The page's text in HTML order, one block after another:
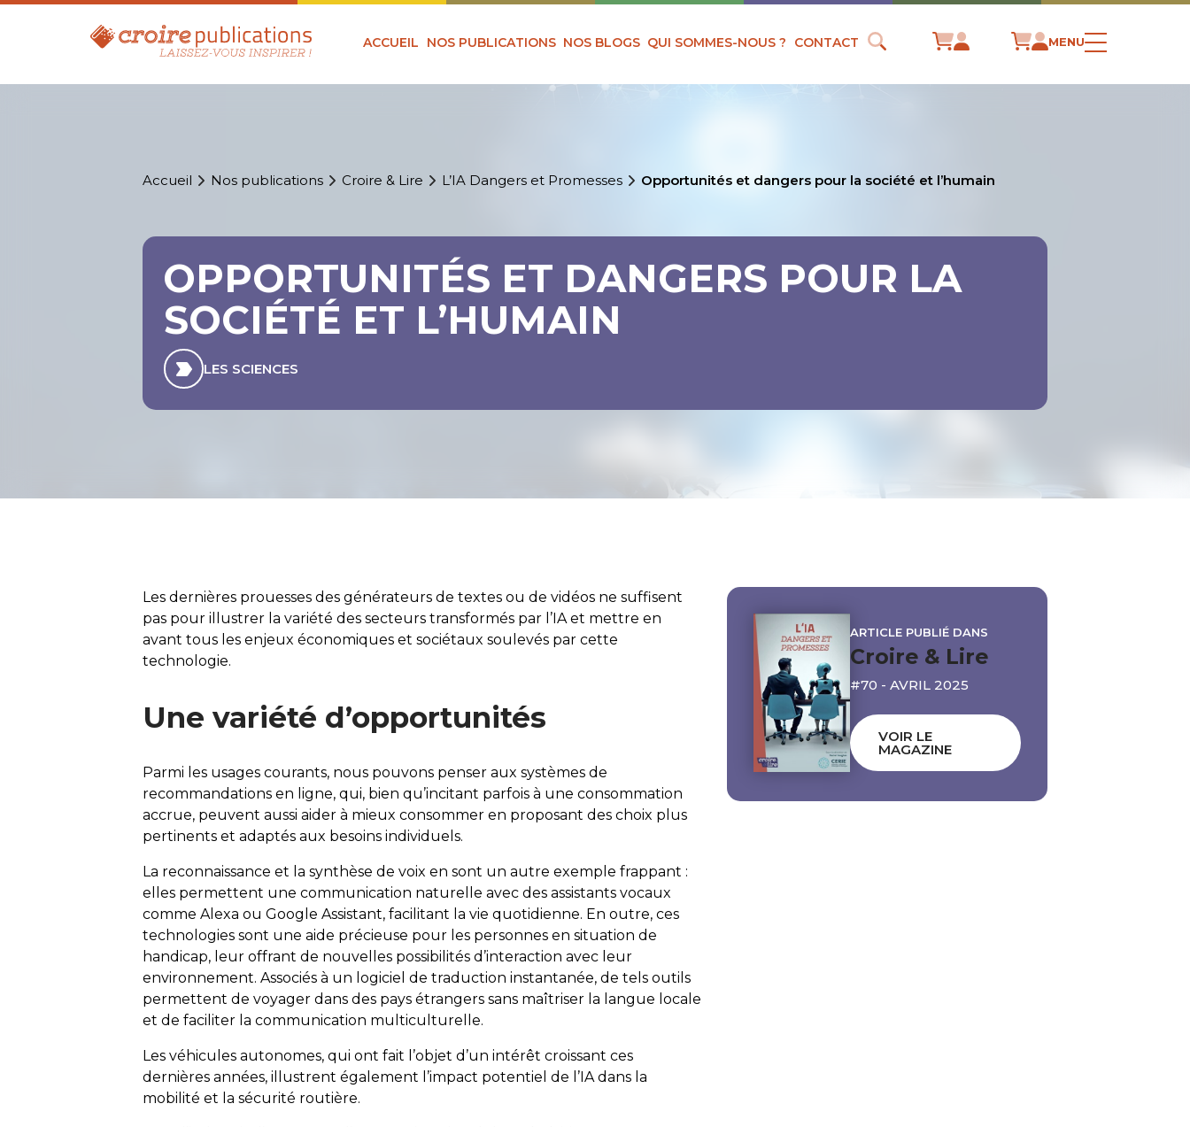
ACCUEIL NOS PUBLICATIONS NOS BLOGS QUI SOMMES-NOUS ? CONTACT MENU
Accueil Nos publications Croire & Lire L’IA Dangers et Promesses Opportunités et dangers pour la société et l’humain
OPPORTUNITÉS ET DANGERS POUR LA
SOCIÉTÉ ET L’HUMAIN
LES SCIENCES
Les dernières prouesses des générateurs de textes ou de vidéos ne suffisent
pas pour illustrer la variété des secteurs transformés par l’IA et mettre en
avant tous les enjeux économiques et sociétaux soulevés par cette
technologie.
Une variété d’opportunités
Parmi les usages courants, nous pouvons penser aux systèmes de
recommandations en ligne, qui, bien qu’incitant parfois à une consommation
accrue, peuvent aussi aider à mieux consommer en proposant des choix plus
pertinents et adaptés aux besoins individuels.
La reconnaissance et la synthèse de voix en sont un autre exemple frappant :
elles permettent une communication naturelle avec des assistants vocaux
comme Alexa ou Google Assistant, facilitant la vie quotidienne. En outre, ces
technologies sont une aide précieuse pour les personnes en situation de
handicap, leur offrant de nouvelles possibilités d’interaction avec leur
environnement. Associés à un logiciel de traduction instantanée, de tels outils
permettent de voyager dans des pays étrangers sans maîtriser la langue locale
et de faciliter la communication multiculturelle.
Les véhicules autonomes, qui ont fait l’objet d’un intérêt croissant ces
dernières années, illustrent également l’impact potentiel de l’IA dans la
mobilité et la sécurité routière.
ARTICLE PUBLIÉ DANS
Croire & Lire
#70 - AVRIL 2025
VOIR LE
MAGAZINE